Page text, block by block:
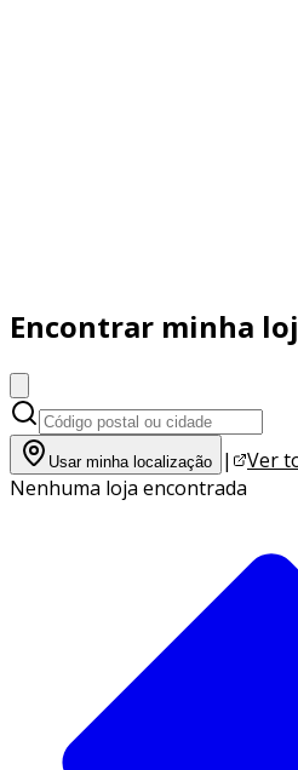
Encontrar minha
Usar minha localização |
Ver
Nenhuma loja encontrada